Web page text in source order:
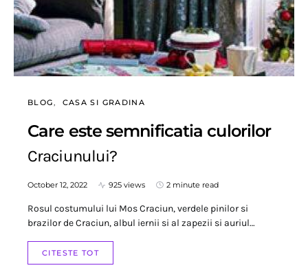
BLOG CASA SI GRADINA
Care este semnificatia culorilor
Craciunului?
October 12, 2022 925 views 2 minute read
Rosul costumului lui Mos Craciun, verdele pinilor si
brazilor de Craciun, albul iernii si al zapezii si auriul…
CITESTE TOT